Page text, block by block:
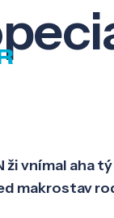
ži vnímal aha
makrostav